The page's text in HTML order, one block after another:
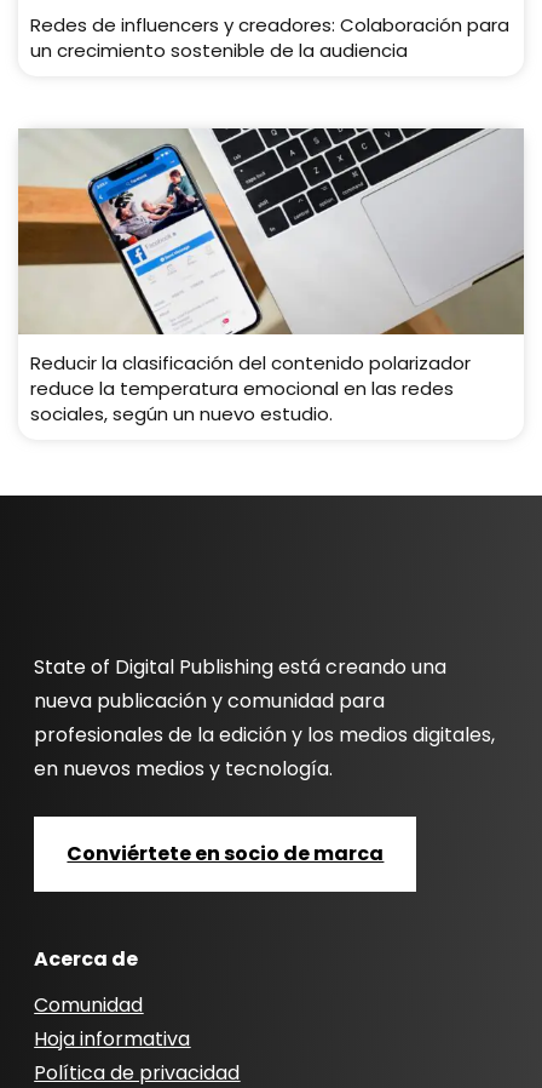
Redes de influencers y creadores: Colaboración para
un crecimiento sostenible de la audiencia
Reducir la clasificación del contenido polarizador
reduce la temperatura emocional en las redes
sociales, según un nuevo estudio.
State of Digital Publishing está creando una
nueva publicación y comunidad para
profesionales de la edición y los medios digitales,
en nuevos medios y tecnología.
Conviértete en socio de marca
Acerca de
Comunidad
Hoja informativa
Política de privacidad